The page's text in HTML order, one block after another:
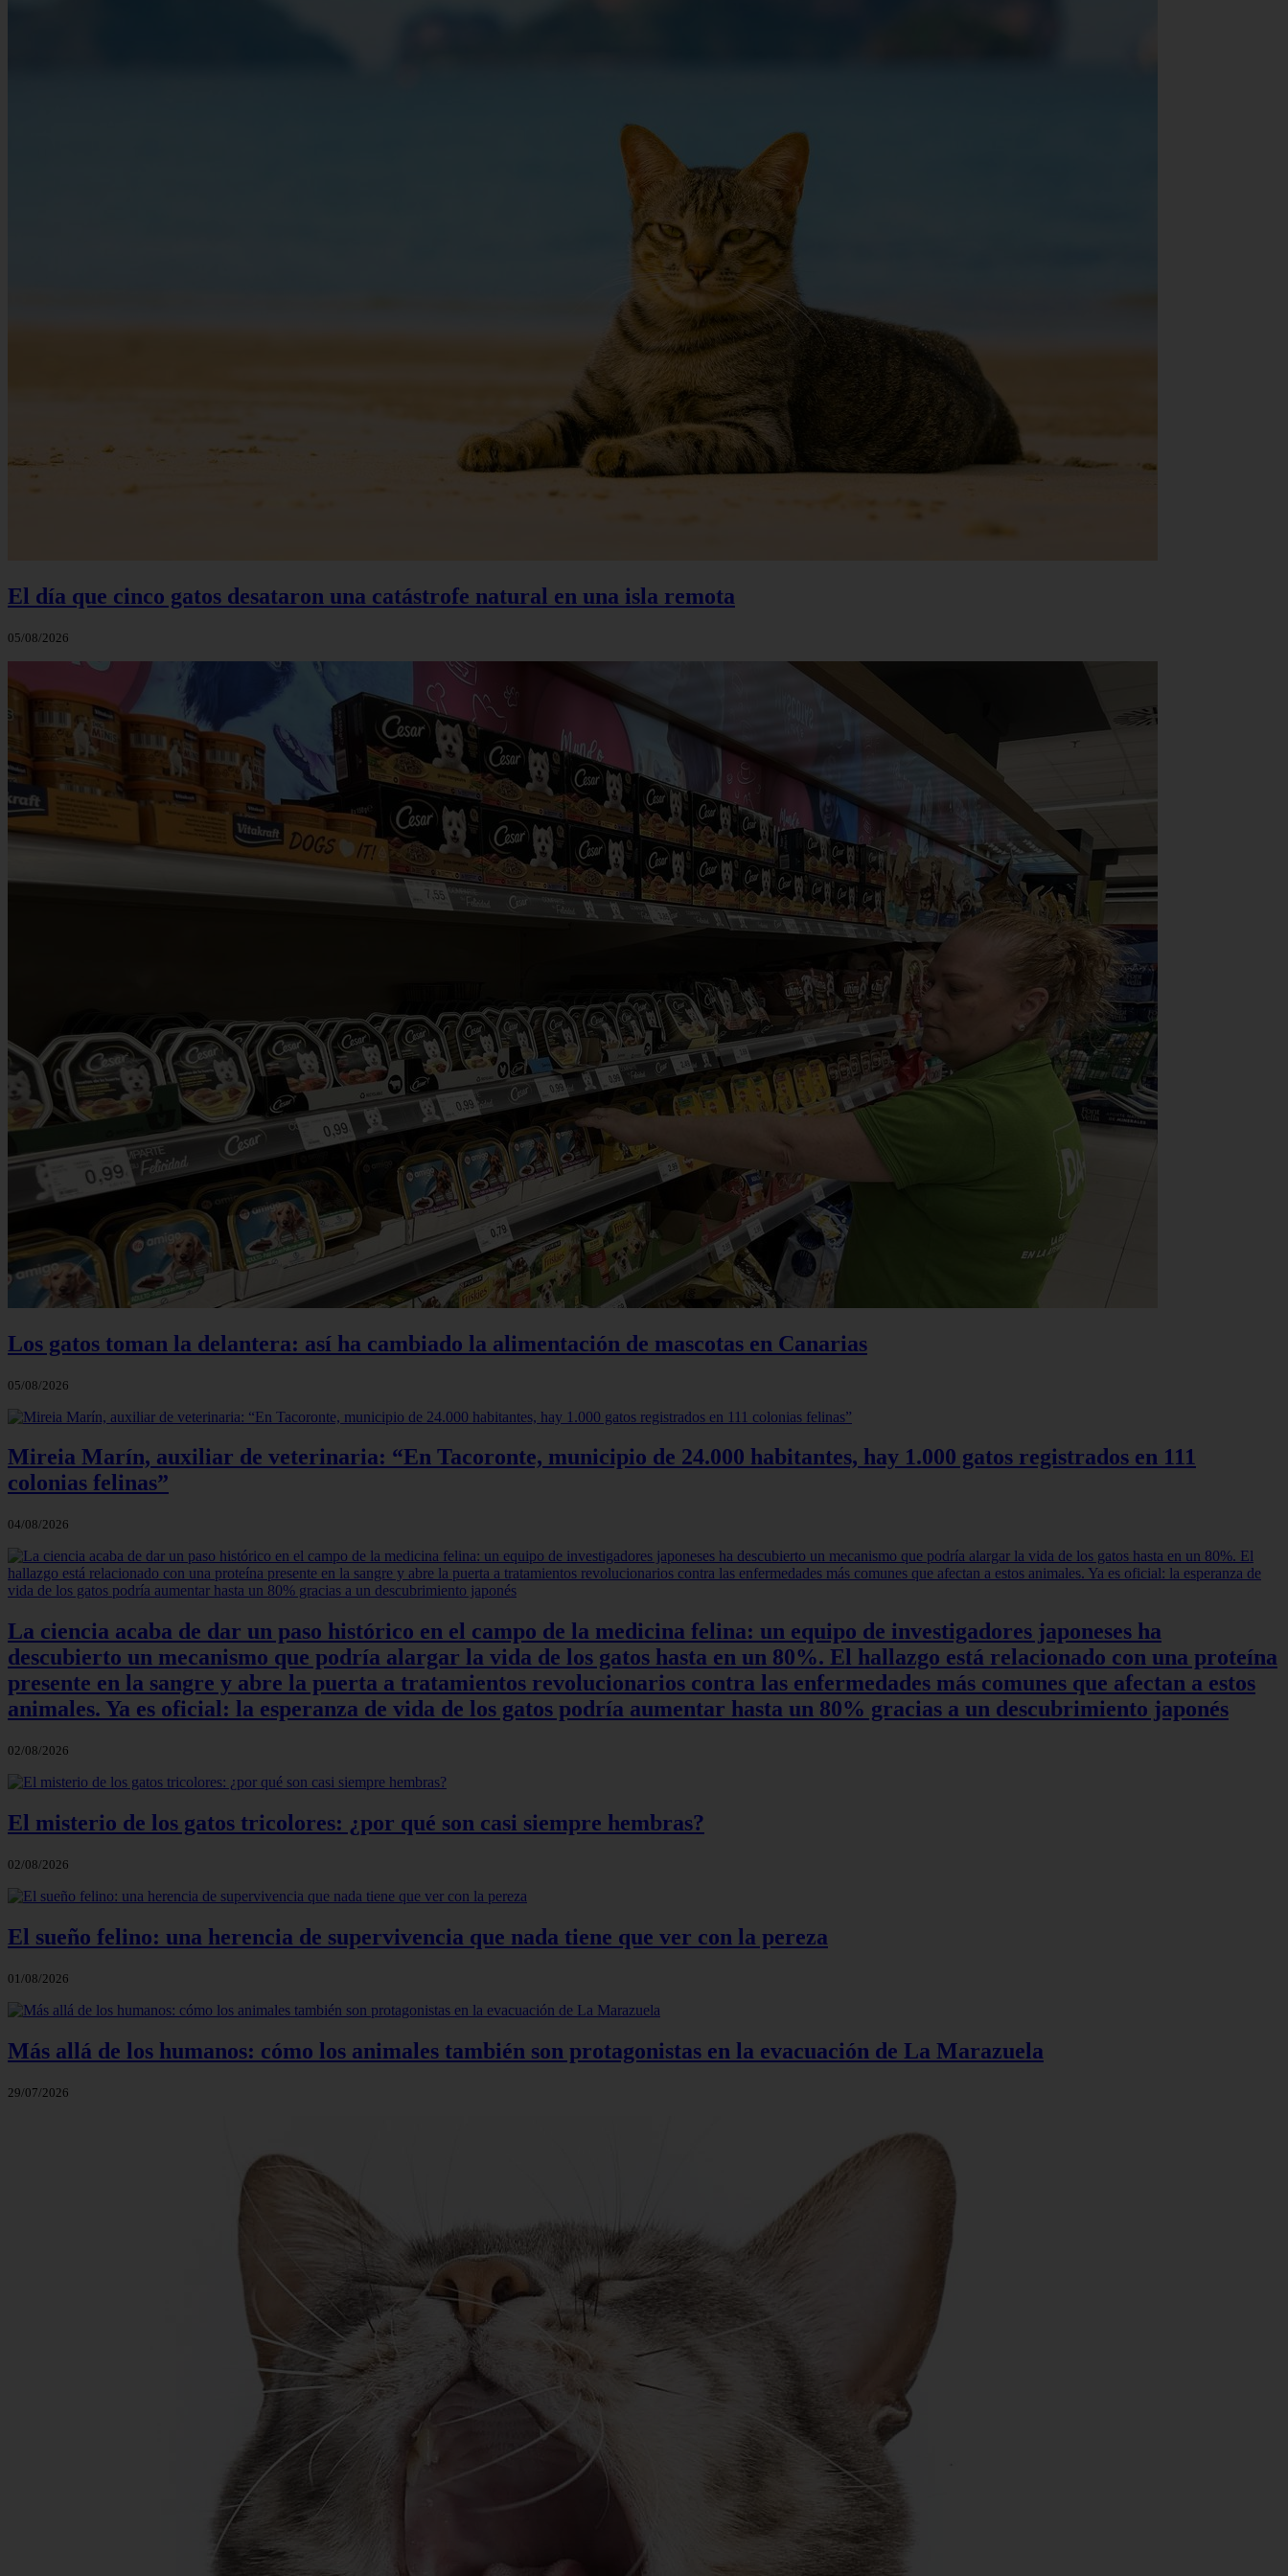
El día que cinco gatos desataron una catástrofe natural en una isla remota
05/08/2026
Los gatos toman la delantera: así ha cambiado la alimentación de mascotas en Canarias
05/08/2026
Mireia Marín, auxiliar de veterinaria: “En Tacoronte, municipio de 24.000 habitantes, hay 1.000 gatos registrados en 111
colonias felinas”
04/08/2026
La ciencia acaba de dar un paso histórico en el campo de la medicina felina: un equipo de investigadores japoneses ha
descubierto un mecanismo que podría alargar la vida de los gatos hasta en un 80%. El hallazgo está relacionado con una proteína
presente en la sangre y abre la puerta a tratamientos revolucionarios contra las enfermedades más comunes que afectan a estos
animales. Ya es oficial: la esperanza de vida de los gatos podría aumentar hasta un 80% gracias a un descubrimiento japonés
02/08/2026
El misterio de los gatos tricolores: ¿por qué son casi siempre hembras?
02/08/2026
El sueño felino: una herencia de supervivencia que nada tiene que ver con la pereza
01/08/2026
Más allá de los humanos: cómo los animales también son protagonistas en la evacuación de La Marazuela
29/07/2026